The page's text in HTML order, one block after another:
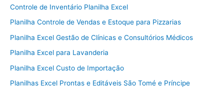
Controle de Inventário Planilha Excel
Planilha Controle de Vendas e Estoque para Pizzarias
Planilha Excel Gestão de Clínicas e Consultórios Médicos
Planilha Excel para Lavanderia
Planilha Excel Custo de Importação
Planilhas Excel Prontas e Editáveis São Tomé e Príncipe